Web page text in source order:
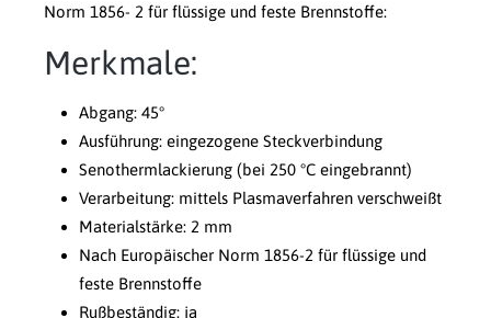
Norm 1856- 2 für flüssige und feste Brennstoffe:
Merkmale:
Abgang: 45°
Ausführung: eingezogene Steckverbindung
Senothermlackierung (bei 250 °C eingebrannt)
Verarbeitung: mittels Plasmaverfahren verschweißt
Materialstärke: 2 mm
Nach Europäischer Norm 1856-2 für flüssige und
feste Brennstoffe
Rußbeständig: ja